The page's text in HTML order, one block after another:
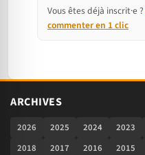
Vous êtes déjà inscrit·e ?
commenter en 1 clic
ARCHIVES
2026 2025 2024 2023
2018
2017 2016 2015